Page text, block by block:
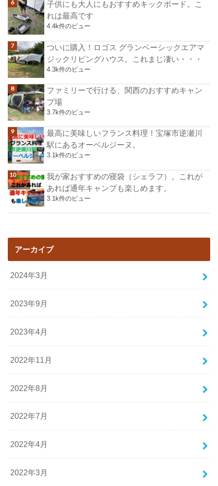
子供にも大人にもおすすめキックボード。こ
れは最高です
4.4k件のビュー
ついに購入！ロゴス グランベーシックエアマ
ジックリビングハウス。これまじ凄い・・・
4.3k件のビュー
ファミリーで行ける、関西のおすすめキャン
プ場
3.7k件のビュー
最高に美味しいフランス料理！宝塚市逆瀬川
駅にあるオーベルジーヌ。
3.1k件のビュー
我が家おすすめの寝袋（シェラフ）。これが
あれば通年キャンプも楽しめます。
3.1k件のビュー
アーカイブ
2024年3月
2023年9月
2023年4月
2022年11月
2022年8月
2022年7月
2022年4月
2022年3月